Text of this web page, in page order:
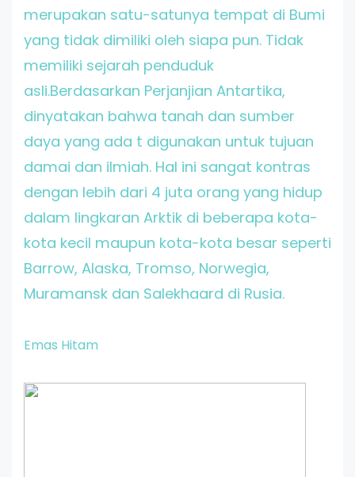
merupakan satu-satunya tempat di Bumi
yang tidak dimiliki oleh siapa pun. Tidak
memiliki sejarah penduduk
asli.Berdasarkan Perjanjian Antartika,
dinyatakan bahwa tanah dan sumber
daya yang ada t digunakan untuk tujuan
damai dan ilmiah. Hal ini sangat kontras
dengan lebih dari 4 juta orang yang hidup
dalam lingkaran Arktik di beberapa kota-
kota kecil maupun kota-kota besar seperti
Barrow, Alaska, Tromso, Norwegia,
Muramansk dan Salekhaard di Rusia.
Emas Hitam